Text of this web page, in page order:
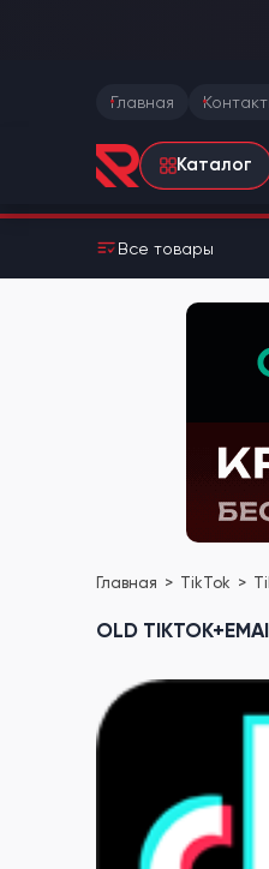
Главная
Каталог
Все товары
Главная TikTok
OLD